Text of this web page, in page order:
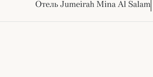
Отель Jumeirah Mina Al Salam